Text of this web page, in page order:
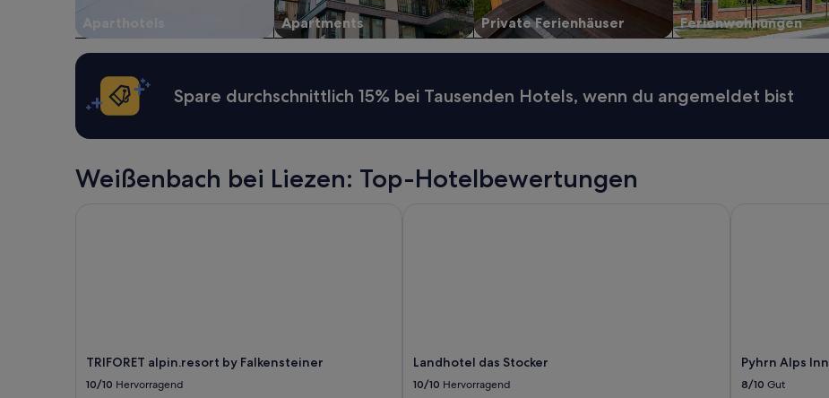
ändern.
Es
können
Bedingungen
gelten.
Aparthotels Apartments Private Ferienhäuser Ferienwohnungen
Spare durchschnittlich 15% bei Tausenden Hotels, wenn du angemeldet bist
Weißenbach bei Liezen: Top-Hotelbewertungen
TRIFORET alpin.resort by Falkensteiner
10/10 Hervorragend
Landhotel das Stocker
10/10 Hervorragend
Pyhrn Alps Inn
8/10 Gut